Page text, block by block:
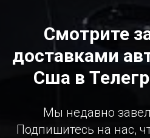
Смотрите
доставками
Сша в
Мы недавно
Подпишитесь на нас,